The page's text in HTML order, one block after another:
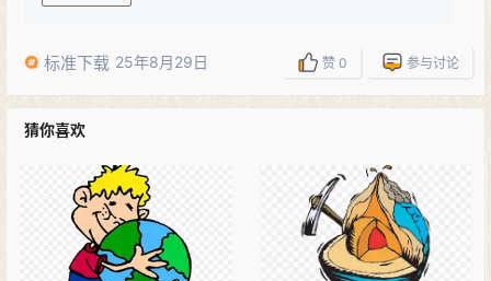
标准下载 25年8月29日 赞 0 参与讨论
猜你喜欢